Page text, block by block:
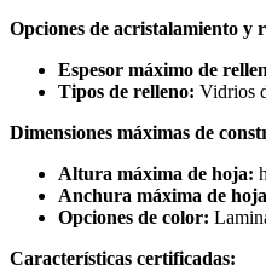
Opciones de acristalamiento y
Espesor máximo de
Tipos de relleno: Vidrios
Dimensiones máximas de
Altura máxima de hoja:
Anchura máxima de
Opciones de color:
Características certificadas: